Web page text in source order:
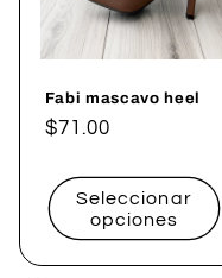
Fabi mascavo heel
Precio
$71.00
Seleccionar
opciones